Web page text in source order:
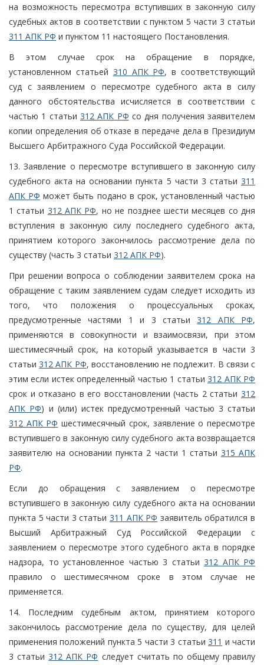
на возможность пересмотра вступивших в законную силу
судебных актов в соответствии с пунктом 5 части 3 статьи
311 АПК РФ и пунктом 11 настоящего Постановления.
В этом случае срок на обращение в порядке,
установленном статьей 310 АПК РФ, в соответствующий
суд с заявлением о пересмотре судебного акта в силу
данного обстоятельства исчисляется в соответствии с
частью 1 статьи 312 АПК РФ со дня получения заявителем
копии определения об отказе в передаче дела в Президиум
Высшего Арбитражного Суда Российской Федерации.
13. Заявление о пересмотре вступившего в законную силу
судебного акта на основании пункта 5 части 3 статьи 311
АПК РФ может быть подано в срок, установленный частью
1 статьи 312 АПК РФ, но не позднее шести месяцев со дня
вступления в законную силу последнего судебного акта,
принятием которого закончилось рассмотрение дела по
существу (часть 3 статьи 312 АПК РФ).
При решении вопроса о соблюдении заявителем срока на
обращение с таким заявлением судам следует исходить из
того, что положения о процессуальных сроках,
предусмотренные частями 1 и 3 статьи312 АПК РФ,
применяются в совокупности и взаимосвязи, при этом
шестимесячный срок, на который указывается в части 3
статьи312 АПК РФ, восстановлению не подлежит. В связи с
этим если истек определенный частью 1 статьи312 АПК РФ
срок и отказано в его восстановлении (часть 2 статьи 312
АПК РФ) и (или) истек предусмотренный частью 3 статьи
312 АПК РФ шестимесячный срок, заявление о пересмотре
вступившего в законную силу судебного акта возвращается
заявителю на основании пункта 2 части 1 статьи 315 АПК
РФ.
Если до обращения с заявлением о пересмотре
вступившего в законную силу судебного акта на основании
пункта 5 части 3 статьи 311 АПК РФ заявитель обратился в
Высший Арбитражный Суд Российской Федерации с
заявлением о пересмотре этого судебного акта в порядке
надзора, то установленное частью 3 статьи 312 АПК РФ
правило о шестимесячном сроке в этом случае не
применяется.
14. Последним судебным актом, принятием которого
закончилось рассмотрение дела по существу, для целей
применения положений пункта 5 части 3 статьи311 и части
3 статьи312 АПК РФ следует считать по общему правилу